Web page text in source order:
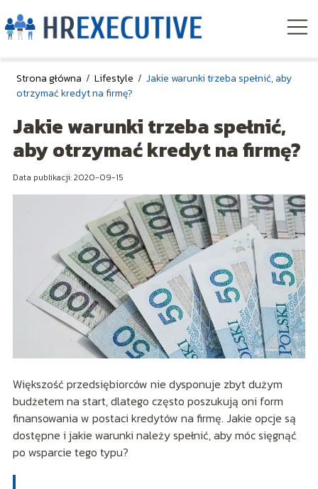
Strona główna / Lifestyle / Jakie warunki trzeba spełnić, aby
otrzymać kredyt na firmę?
Jakie warunki trzeba spełnić,
aby otrzymać kredyt na firmę?
Data publikacji: 2020-09-15
Większość przedsiębiorców nie dysponuje zbyt dużym
budżetem na start, dlatego często poszukują oni form
finansowania w postaci kredytów na firmę. Jakie opcje są
dostępne i jakie warunki należy spełnić, aby móc sięgnąć
po wsparcie tego typu?